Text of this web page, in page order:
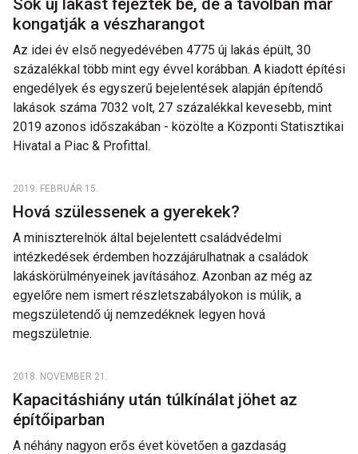
Sok új lakást fejeztek be, de a távolban már
kongatják a vészharangot
Az idei év első negyedévében 4775 új lakás épült, 30
százalékkal több mint egy évvel korábban. A kiadott építési
engedélyek és egyszerű bejelentések alapján építendő
lakások száma 7032 volt, 27 százalékkal kevesebb, mint
2019 azonos időszakában - közölte a Központi Statisztikai
Hivatal a Piac & Profittal.
2019. FEBRUÁR 15.
Hová szülessenek a gyerekek?
A miniszterelnök által bejelentett családvédelmi
intézkedések érdemben hozzájárulhatnak a családok
lakáskörülményeinek javításához. Azonban az még az
egyelőre nem ismert részletszabályokon is múlik, a
megszületendő új nemzedéknek legyen hová
megszületnie.
2018. NOVEMBER 21.
Kapacitáshiány után túlkínálat jöhet az
építőiparban
A néhány nagyon erős évet követően a gazdaság